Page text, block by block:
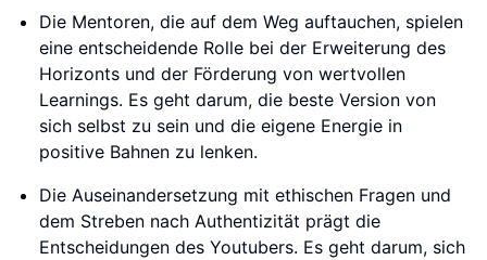
Die Mentoren, die auf dem Weg auftauchen, spielen
eine entscheidende Rolle bei der Erweiterung des
Horizonts und der Förderung von wertvollen
Learnings. Es geht darum, die beste Version von
sich selbst zu sein und die eigene Energie in
positive Bahnen zu lenken.
Die Auseinandersetzung mit ethischen Fragen und
dem Streben nach Authentizität prägt die
Entscheidungen des Youtubers. Es geht darum, sich